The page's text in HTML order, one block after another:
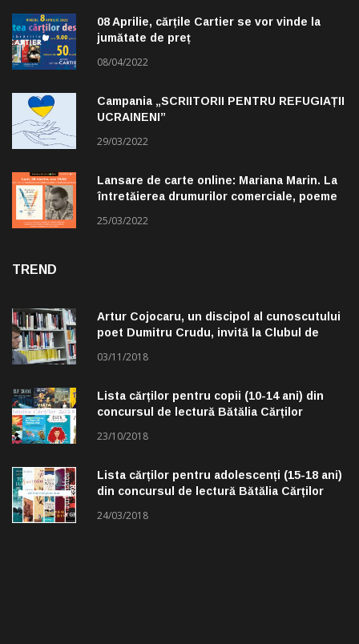
08 Aprilie, cărțile Cartier se vor vinde la
jumătate de preț
08/04/2022
Campania „SCRIITORII PENTRU REFUGIAȚII
UCRAINENI”
29/03/2022
Lansare de carte online: Mariana Marin. La
întretăierea drumurilor comerciale, poeme
25/03/2022
TREND
Artur Cojocaru, un discipol al cunoscutului
poet Dumitru Crudu, invită la Clubul de
03/11/2018
Lista cărților pentru copii (10-14 ani) din
concursul de lectură Bătălia Cărților
23/10/2018
Lista cărților pentru adolescenți (15-18 ani)
din concursul de lectură Bătălia Cărților
24/03/2018